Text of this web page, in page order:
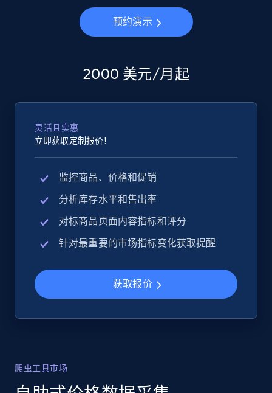
预约演示
2000 美元/月起
灵活且实惠
立即获取定制报价！
监控商品、价格和促销
分析库存水平和售出率
对标商品页面内容指标和评分
针对最重要的市场指标变化获取提醒
获取报价
爬虫工具市场